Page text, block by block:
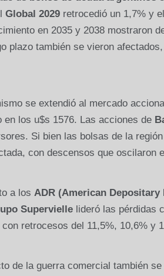
Global 2029retrocedió un 1,7% y el
en 2035 y 2038 mostraron
plazo también se vieron
se extendió al mercado
en los u$s 1576. Las acciones de
Si bien las bolsas de la
con descensos que oscilaron
a los ADR (American Depositary
Superviellelideró las pérdidas
retrocesos del 11,5%, 10,6% y
de la guerra comercial también